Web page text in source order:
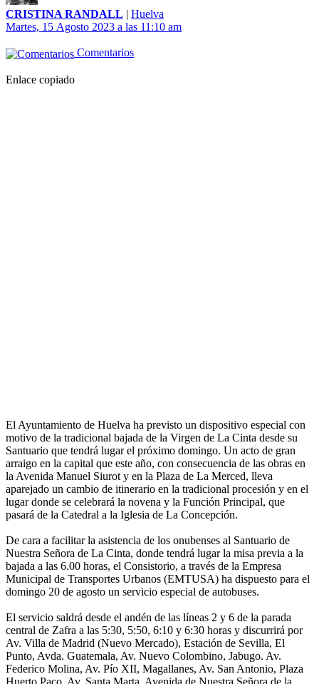
CRISTINA RANDALL | Huelva
Martes, 15 Agosto 2023 a las 11:10 am
Comentarios
Enlace copiado
El Ayuntamiento de Huelva ha previsto un dispositivo especial con
motivo de la tradicional bajada de la Virgen de La Cinta desde su
Santuario que tendrá lugar el próximo domingo. Un acto de gran
arraigo en la capital que este año, con consecuencia de las obras en
la Avenida Manuel Siurot y en la Plaza de La Merced, lleva
aparejado un cambio de itinerario en la tradicional procesión y en el
lugar donde se celebrará la novena y la Función Principal, que
pasará de la Catedral a la Iglesia de La Concepción.
De cara a facilitar la asistencia de los onubenses al Santuario de
Nuestra Señora de La Cinta, donde tendrá lugar la misa previa a la
bajada a las 6.00 horas, el Consistorio, a través de la Empresa
Municipal de Transportes Urbanos (EMTUSA) ha dispuesto para el
domingo 20 de agosto un servicio especial de autobuses.
El servicio saldrá desde el andén de las líneas 2 y 6 de la parada
central de Zafra a las 5:30, 5:50, 6:10 y 6:30 horas y discurrirá por
Av. Villa de Madrid (Nuevo Mercado), Estación de Sevilla, El
Punto, Avda. Guatemala, Av. Nuevo Colombino, Jabugo. Av.
Federico Molina, Av. Pío XII, Magallanes, Av. San Antonio, Plaza
Huerto Paco, Av. Santa Marta, Avenida de Nuestra Señora de la